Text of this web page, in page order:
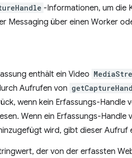
-Informationen, um die
Messaging über einen Worker
enthält ein Video
Aufrufen von
wenn kein Erfassungs-
Wenn ein Erfassungs-
wird, gibt dieser Aufruf
der von der erfassten